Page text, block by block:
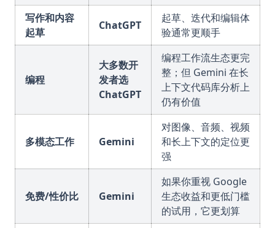
写作和内容
起草
ChatGPT
起草、迭代和编辑体
验通常更顺手
编程
大多数开
发者选
ChatGPT
编程工作流生态更完
整；但 Gemini 在长
上下文代码库分析上
仍有价值
多模态工作 Gemini
对图像、音频、视频
和长上下文的定位更
强
免费/性价比 Gemini
如果你重视 Google
生态收益和更低门槛
的试用，它更划算